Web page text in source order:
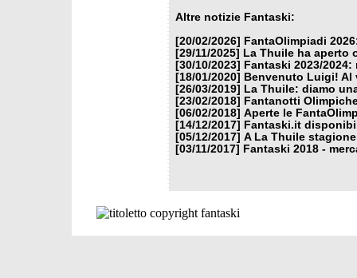
Altre notizie Fantaski:
[20/02/2026]
FantaOlimpiadi
[29/11/2025]
La Thuile ha aperto
[30/10/2023]
Fantaski 2023/
[18/01/2020]
Benvenuto Luigi! Al
[26/03/2019]
La Thuile: diamo
[23/02/2018]
Fantanotti
[06/02/2018] Aperte le
[14/12/2017]
Fantaski.it
[05/12/2017] A La Thuile
[03/11/2017]
Fantaski 2018 -